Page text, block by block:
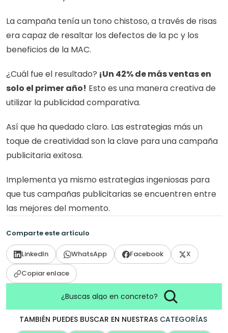
La campaña tenía un tono chistoso, a través de risas
era capaz de resaltar los defectos de la pc y los
beneficios de la MAC.
¿Cuál fue el resultado? ¡Un 42% de más ventas en
solo el primer año! Esto es una manera creativa de
utilizar la publicidad comparativa.
Así que ha quedado claro. Las estrategias más un
toque de creatividad son la clave para una campaña
publicitaria exitosa.
Implementa ya mismo estrategias ingeniosas para
que tus campañas publicitarias se encuentren entre
las mejores del momento.
Comparte este artículo
LinkedIn WhatsApp Facebook
X
Copiar enlace
¿Buscas algo en concreto?
TAMBIÉN PUEDES BUSCAR EN NUESTRAS CATEGORÍAS